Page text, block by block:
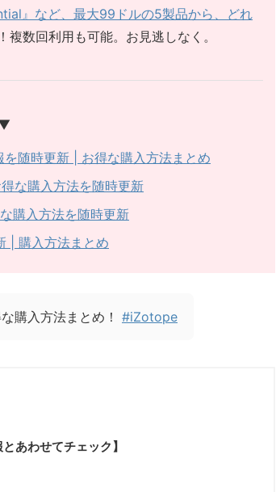
』など、最大99ドルの5製品から、どれ
複数回利用も可能。お見逃しなく。
随時更新 | お得な購入方法まとめ
な購入方法を随時更新
購入方法を随時更新
| 購入方法まとめ
購入方法まとめ！ #iZotope
あわせてチェック】